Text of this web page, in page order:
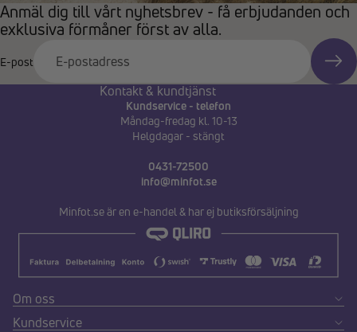
Anmäl dig till vårt nyhetsbrev - få erbjudanden och
exklusiva förmåner först av alla.
E-post
Kontakt & kundtjänst
Kundservice - telefon
Måndag-fredag kl. 10-13
Helgdagar - stängt
0431-72500
info@minfot.se
Minfot.se är en e-handel & har ej butiksförsäljning
Om oss
Kundservice